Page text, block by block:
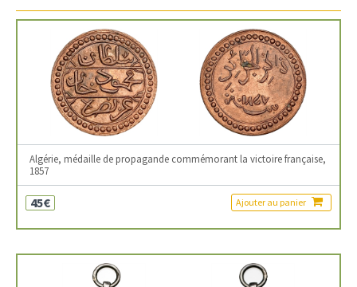
Algérie, médaille de propagande commémorant la victoire française,
1857
45€ Ajouter au panier